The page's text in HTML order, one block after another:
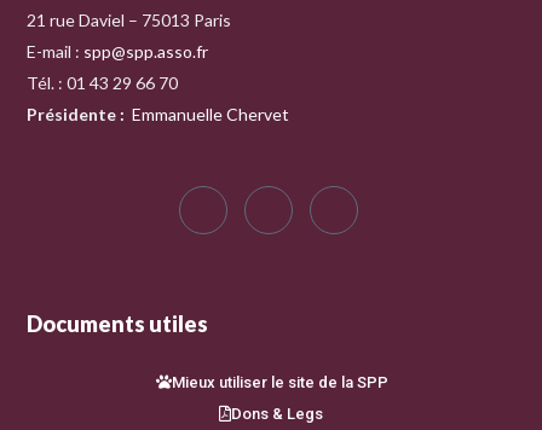
21 rue Daviel – 75013 Paris
E-mail : spp@spp.asso.fr
Tél. : 01 43 29 66 70
Présidente : Emmanuelle Chervet
Documents utiles
Mieux utiliser le site de la SPP
Dons & Legs